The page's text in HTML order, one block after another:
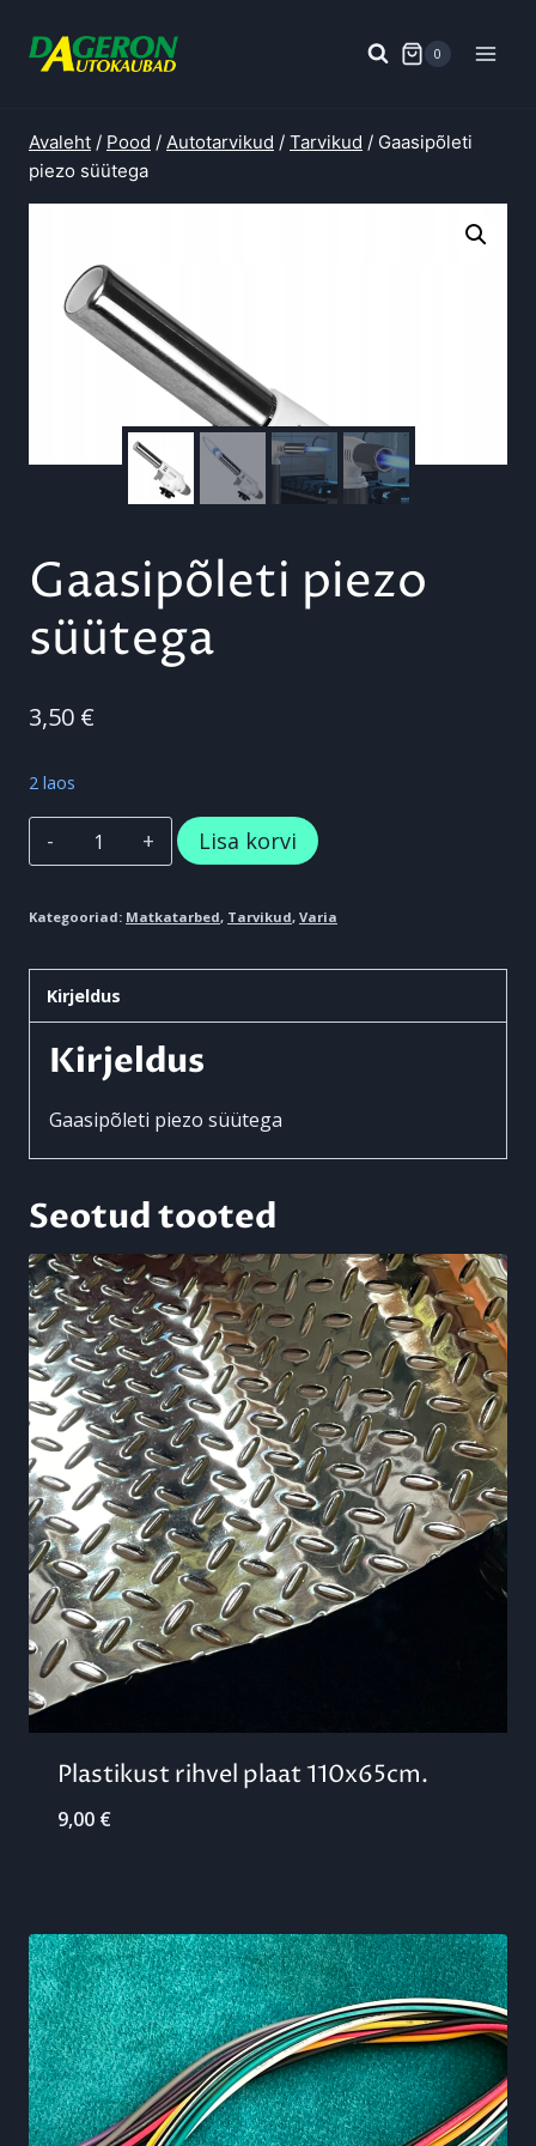
0
Avaleht / Pood / Autotarvikud / Tarvikud / Gaasipõleti
piezo süütega
Gaasipõleti piezo
süütega
3,50 €
2 laos
Gaasipõleti
piezo
süütega
Lisa korvi
Kategooriad: Matkatarbed, Tarvikud, Varia
Kirjeldus
Kirjeldus
Gaasipõleti piezo süütega
Seotud tooted
Plastikust rihvel plaat 110x65cm.
9,00 €